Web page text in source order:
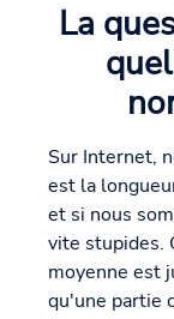
La
Sur Internet,
est la
et si nous
vite stupides.
moyenne est
qu'une partie